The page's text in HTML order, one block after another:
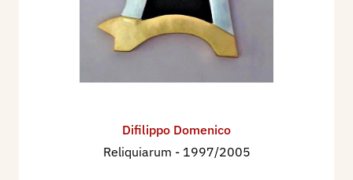
Difilippo Domenico
Reliquiarum - 1997/2005